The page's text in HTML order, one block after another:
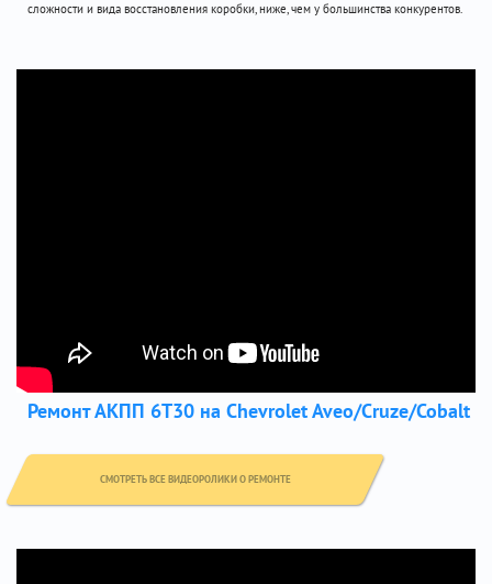
сложности и вида восстановления коробки, ниже, чем у большинства конкурентов.
Ремонт АКПП 6Т30 на Chevrolet Aveo/Cruze/Cobalt
СМОТРЕТЬ ВСЕ ВИДЕОРОЛИКИ О РЕМОНТЕ